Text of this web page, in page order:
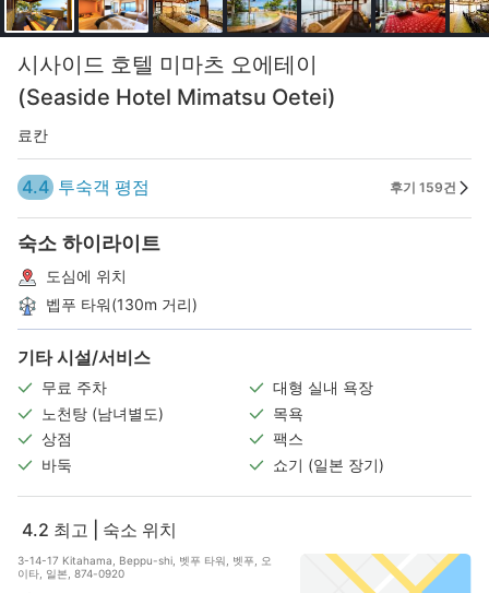
시사이드 호텔 미마츠 오에테이
(Seaside Hotel Mimatsu Oetei)
료칸
4.4 투숙객 평점 후기 159건
숙소 하이라이트
도심에 위치
벱푸 타워(130m 거리)
기타 시설/서비스
무료 주차
대형 실내 욕장
노천탕 (남녀별도)
목욕
상점
팩스
바둑
쇼기 (일본 장기)
4.2 최고 | 숙소 위치
3-14-17 Kitahama, Beppu-shi, 벳푸 타워, 벳푸, 오
이타, 일본, 874-0920